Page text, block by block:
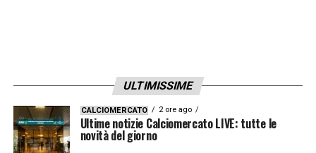
ULTIMISSIME
CALCIOMERCATO 2 ore ago
Ultime notizie Calciomercato LIVE: tutte le
novità del giorno